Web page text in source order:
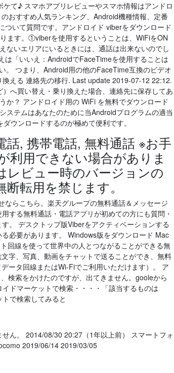
て♪ スマホアプリレビューやスマホ情報はアンドロ
おすすめ人気ランキング、Android機種情報、定番
いて質問です。アンドロイド viberをダウンロード
ます。①viberを使用するということは、WiFiをON
いエリアにいるときには、通話は出来ないのでし
は「いいえ：AndroidでFaceTimeを使用することは
。 つまり、Android用の他のFaceTime互換のビデオ
える 連絡先の移行. Last update 2019-07-12 22:12.
へ買い替え・乗り換えた場合、連絡先に保存してあ
か？ アンドロイド用の WiFi を無料でダウンロード
ステムはあなたのために当Androidプログラムの適当
ウンロードするのが極めて便利です。
, 携帯電話, 無料通話 ※お手
利用できない場合がありま
レビュー時のバージョンの
転用を禁じます。
らこちら。楽天グループの無料通話＆メッセージ
する無料通話・電話アプリが初めての方にも質問・
。 デスクトップ版Viberをアクティベーションする
必要があります。 Windows版をダウンロード Mac
回線を使って世界中の人とつながることができる無
字、写真、動画をチャットで送ることができ、無料
ータ回線またはWi-Fiでご利用いただけます）。 ア
検索をかけたのですが、出てきません。gooleから
ドマーケットで検索・・・・「該当するものは
で検索してみると
ん。 2014/08/30 20:27（1年以上前） スマートフォ
2019/06/14 2019/03/05